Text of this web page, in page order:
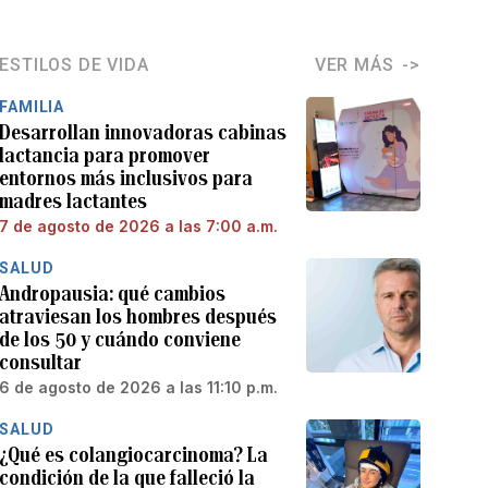
ESTILOS DE VIDA VER MÁS
FAMILIA
Desarrollan innovadoras cabinas
lactancia para promover
entornos más inclusivos para
madres lactantes
7 de agosto de 2026 a las 7:00 a.m.
SALUD
Andropausia: qué cambios
atraviesan los hombres después
de los 50 y cuándo conviene
consultar
6 de agosto de 2026 a las 11:10 p.m.
SALUD
¿Qué es colangiocarcinoma? La
condición de la que falleció la